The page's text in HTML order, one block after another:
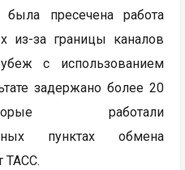
пресечена работа
из-за границы каналов
с использованием
задержано более 20
работали
пунктах обмена
ТАСС.